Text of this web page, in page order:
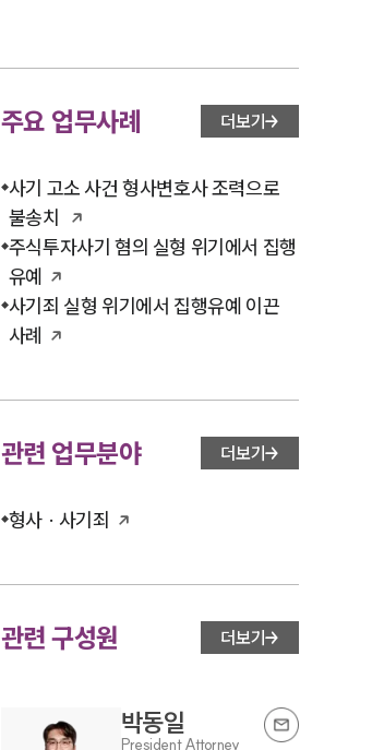
주요 업무사례 더보기
사기 고소 사건 형사변호사 조력으로
불송치
주식투자사기 혐의 실형 위기에서 집행
유예
사기죄 실형 위기에서 집행유예 이끈
사례
관련 업무분야 더보기
형사 · 사기죄
관련 구성원 더보기
박동일
President Attorney